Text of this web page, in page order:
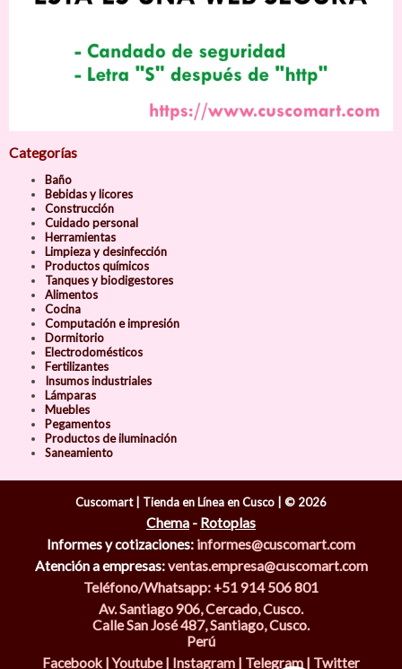
Categorías
Baño
Bebidas y licores
Construcción
Cuidado personal
Herramientas
Limpieza y desinfección
Productos químicos
Tanques y biodigestores
Alimentos
Cocina
Computación e impresión
Dormitorio
Electrodomésticos
Fertilizantes
Insumos industriales
Lámparas
Muebles
Pegamentos
Productos de iluminación
Saneamiento
Cuscomart | Tienda en Línea en Cusco | © 2026
Chema - Rotoplas
Informes y cotizaciones: informes@cuscomart.com
Atención a empresas:ventas.empresa@cuscomart.com
Teléfono/Whatsapp: +51 914 506 801
Av. Santiago 906, Cercado, Cusco.
Calle San José 487, Santiago, Cusco.
Perú
Facebook |Youtube| Instagram | Telegram | Twitter